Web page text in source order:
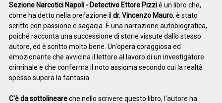
Sezione Narcotici Napoli - Detective Ettore Pizziè un libro che,
come ha detto nella prefazione il dr. Vincenzo Mauro, è stato
scritto con passione e sagacia. È una narrazione autobiografica,
poiché racconta una successione di storie vissute dallo stesso
autore, ed è scritto molto bene. Un'opera coraggiosa ed
emozionante che avvicina il lettore al lavoro di un investigatore
criminale e che conferma il noto assioma secondo cui la realtà
spesso supera la fantasia.
C'è da sottolineareche nello scrivere questo libro, l'autore ha